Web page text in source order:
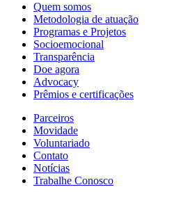
Quem somos
Metodologia de atuação
Programas e Projetos
Socioemocional
Transparência
Doe agora
Advocacy
Prêmios e certificações
Parceiros
Movidade
Voluntariado
Contato
Notícias
Trabalhe Conosco